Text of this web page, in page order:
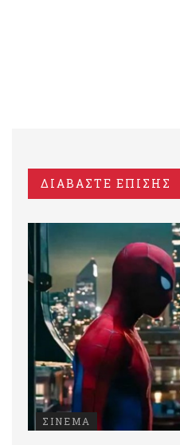
ΔΙΑΒΑΣΤΕ ΕΠΙΣΗΣ
ΣΙΝΕΜΑ